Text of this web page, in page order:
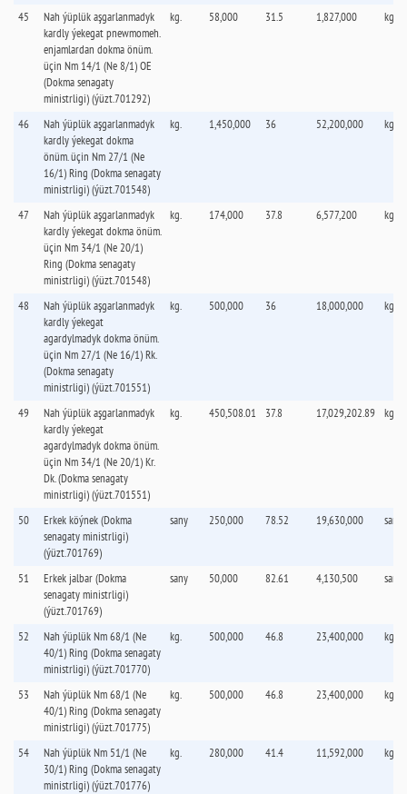
45
Nah ýüplük aşgarlanmadyk
kardly ýekegat pnewmomeh.
enjamlardan dokma önüm.
üçin Nm 14/1 (Ne 8/1) OE
(Dokma senagaty
ministrligi) (ýüzt.701292)
kg. 58,000 31.5 1,827,000 kg.
46
Nah ýüplük aşgarlanmadyk
kardly ýekegat dokma
önüm. üçin Nm 27/1 (Ne
16/1) Ring (Dokma senagaty
ministrligi) (ýüzt.701548)
kg. 1,450,000 36 52,200,000 kg.
47
Nah ýüplük aşgarlanmadyk
kardly ýekegat dokma önüm.
üçin Nm 34/1 (Ne 20/1)
Ring (Dokma senagaty
ministrligi) (ýüzt.701548)
kg. 174,000 37.8 6,577,200 kg.
48
Nah ýüplük aşgarlanmadyk
kardly ýekegat
agardylmadyk dokma önüm.
üçin Nm 27/1 (Ne 16/1) Rk.
(Dokma senagaty
ministrligi) (ýüzt.701551)
kg. 500,000 36 18,000,000 kg.
49
Nah ýüplük aşgarlanmadyk
kardly ýekegat
agardylmadyk dokma önüm.
üçin Nm 34/1 (Ne 20/1) Kr.
Dk. (Dokma senagaty
ministrligi) (ýüzt.701551)
kg. 450,508.01 37.8 17,029,202.89 kg.
50
Erkek köýnek (Dokma
senagaty ministrligi)
(ýüzt.701769)
sany 250,000 78.52 19,630,000 sany
51
Erkek jalbar (Dokma
senagaty ministrligi)
(ýüzt.701769)
sany 50,000 82.61 4,130,500 sany
52
Nah ýüplük Nm 68/1 (Ne
40/1) Ring (Dokma senagaty
ministrligi) (ýüzt.701770)
kg. 500,000 46.8 23,400,000 kg.
53
Nah ýüplük Nm 68/1 (Ne
40/1) Ring (Dokma senagaty
ministrligi) (ýüzt.701775)
kg. 500,000 46.8 23,400,000 kg.
54
Nah ýüplük Nm 51/1 (Ne
30/1) Ring (Dokma senagaty
ministrligi) (ýüzt.701776)
kg. 280,000 41.4 11,592,000 kg.